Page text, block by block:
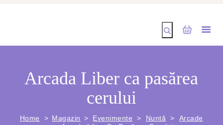
Arcada Liber ca pasărea
cerului
Home Magazin Evenimente Nuntă
Arcade